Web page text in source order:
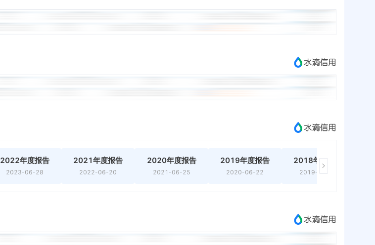
2022年度报告
2023-06-28
2021年度报告
2022-06-20
2020年度报告
2021-06-25
2019年度报告
2020-06-22
2018年度报告
2019-06-28